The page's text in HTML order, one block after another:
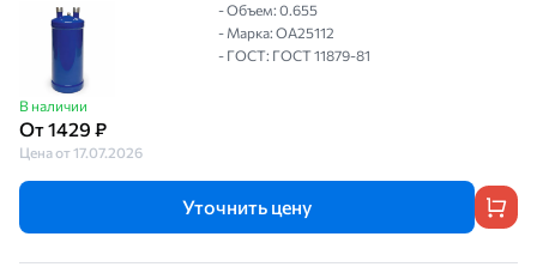
В наличии
От 1429 ₽
Цена от 17.07.2026
- Объем: 0.655
- Марка: OA25112
- ГОСТ: ГОСТ 11879-81
Уточнить цену